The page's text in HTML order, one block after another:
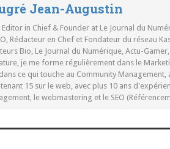
Jean-Augustin
Editor in Chief & Founder at Le Journal du
Rédacteur en Chef et Fondateur du réseau
Bio, Le Journal du Numérique, Actu-
je me forme régulièrement dans le
ce qui touche au Community
15 sur le web, avec plus 10 ans
le webmastering et le SEO